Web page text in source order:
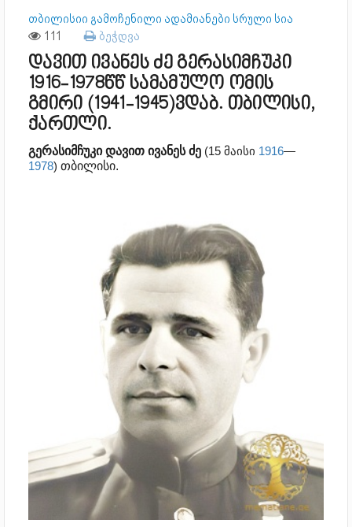
თბილისიი გამოჩენილი ადამიანები სრული სია
111 ბეჭდვა
დავით ივანეს ძე გერასიმჩუკი
1916-1978წწ სამამულო ომის
გმირი (1941-1945)ვდაბ. თბილისი,
ქართლი.
გერასიმჩუკი დავით ივანეს ძე (15 მაისი 1916—
1978) თბილისი.